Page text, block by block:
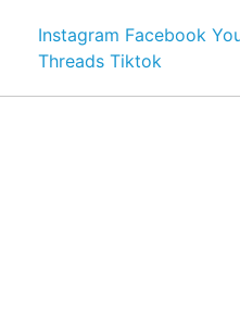
Instagram Facebook
Threads Tiktok